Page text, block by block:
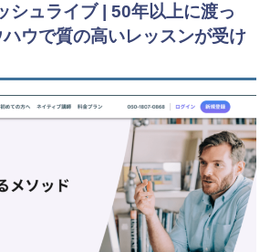
シュライブ | 50年以上に渡っ
ウで質の高いレッスンが受け